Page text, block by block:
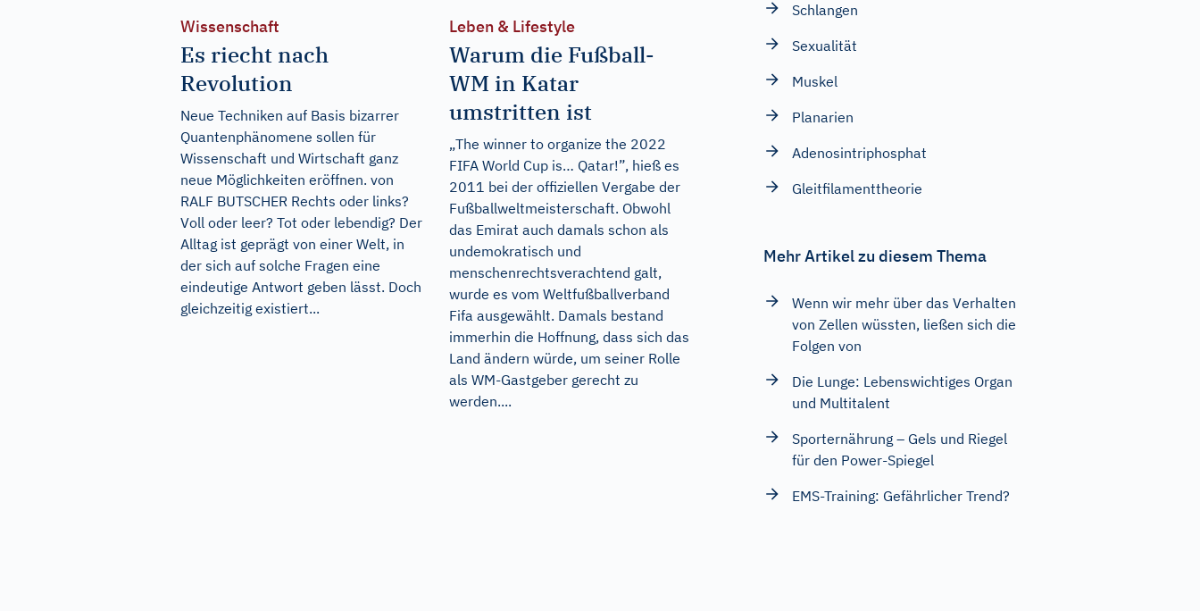
Wissenschaft
Es riecht nach
Revolution
Neue Techniken auf Basis bizarrer
Quantenphänomene sollen für
Wissenschaft und Wirtschaft ganz
neue Möglichkeiten eröffnen. von
RALF BUTSCHER Rechts oder links?
Voll oder leer? Tot oder lebendig? Der
Alltag ist geprägt von einer Welt, in
der sich auf solche Fragen eine
eindeutige Antwort geben lässt. Doch
gleichzeitig existiert...
Leben & Lifestyle
Warum die Fußball-
WM in Katar
umstritten ist
„The winner to organize the 2022
FIFA World Cup is… Qatar!”, hieß es
2011 bei der offiziellen Vergabe der
Fußballweltmeisterschaft. Obwohl
das Emirat auch damals schon als
undemokratisch und
menschenrechtsverachtend galt,
wurde es vom Weltfußballverband
Fifa ausgewählt. Damals bestand
immerhin die Hoffnung, dass sich das
Land ändern würde, um seiner Rolle
als WM-Gastgeber gerecht zu
werden....
Schlangen
Sexualität
Muskel
Planarien
Adenosintriphosphat
Gleitfilamenttheorie
Mehr Artikel zu diesem Thema
Wenn wir mehr über das Verhalten
von Zellen wüssten, ließen sich die
Folgen von
Die Lunge: Lebenswichtiges Organ
und Multitalent
Sporternährung – Gels und Riegel
für den Power-Spiegel
EMS-Training: Gefährlicher Trend?